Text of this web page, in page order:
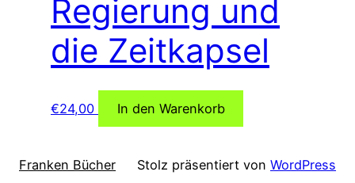
Regierung und
die Zeitkapsel
€24,00 In den Warenkorb
Franken Bücher Stolz präsentiert von WordPress